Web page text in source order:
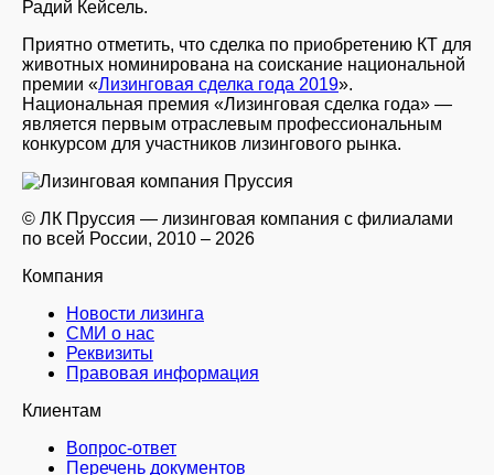
Радий Кейсель.
Приятно отметить, что сделка по приобретению КТ для
животных номинирована на соискание национальной
премии «Лизинговая сделка года 2019».
Национальная премия «Лизинговая сделка года» —
является первым отраслевым профессиональным
конкурсом для участников лизингового рынка.
© ЛК Пруссия — лизинговая компания с филиалами
по всей России, 2010 – 2026
Компания
Новости лизинга
СМИ о нас
Реквизиты
Правовая информация
Клиентам
Вопрос-ответ
Перечень документов